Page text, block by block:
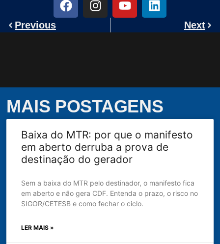
Previous Next
MAIS POSTAGENS
Baixa do MTR: por que o manifesto
em aberto derruba a prova de
destinação do gerador
Sem a baixa do MTR pelo destinador, o manifesto fica
em aberto e não gera CDF. Entenda o prazo, o risco no
SIGOR/CETESB e como fechar o ciclo.
LER MAIS »